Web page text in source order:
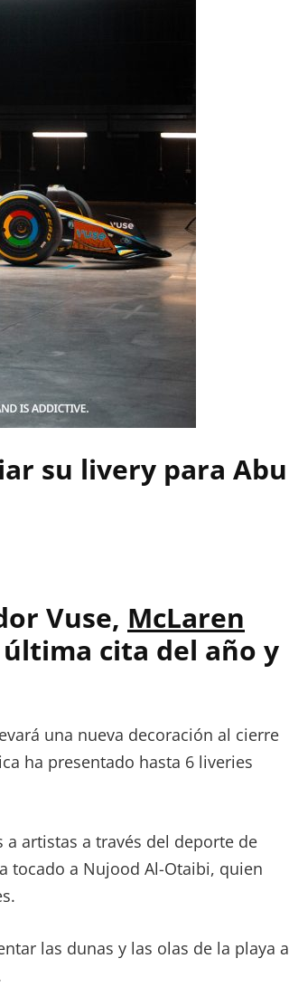
su livery para Abu
Vuse, McLaren
cita del año y
una nueva decoración al cierre
ha presentado hasta 6 liveries
artistas a través del deporte de
tocado a Nujood Al-Otaibi, quien
las dunas y las olas de la playa a